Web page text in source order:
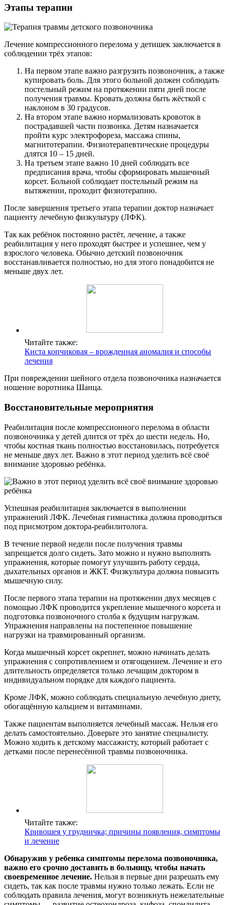
Этапы терапии
Лечение компрессионного перелома у детишек заключается в
соблюдении трёх этапов:
На первом этапе важно разгрузить позвоночник, а также
купировать боль. Для этого больной должен соблюдать
постельный режим на протяжении пяти дней после
получения травмы. Кровать должна быть жёсткой с
наклоном в 30 градусов.
На втором этапе важно нормализовать кровоток в
пострадавшей части позвонка. Детям назначается
пройти курс электрофореза, массажа спины,
магнитотерапии. Физиотерапевтические процедуры
длятся 10 – 15 дней.
На третьем этапе важно 10 дней соблюдать все
предписания врача, чтобы сформировать мышечный
корсет. Больной соблюдает постельный режим на
вытяжении, проходит физиотерапию.
После завершения третьего этапа терапии доктор назначает
пациенту лечебную физкультуру (ЛФК).
Так как ребёнок постоянно растёт, лечение, а также
реабилитация у него проходят быстрее и успешнее, чем у
взрослого человека. Обычно детский позвоночник
восстанавливается полностью, но для этого понадобится не
меньше двух лет.
Читайте также:
Киста копчиковая – врожденная аномалия и способы
лечения
При повреждении шейного отдела позвоночника назначается
ношение воротника Шанца.
Восстановительные мероприятия
Реабилитация после компрессионного перелома в области
позвоночника у детей длится от трёх до шести недель. Но,
чтобы костная ткань полностью восстановилась, потребуется
не меньше двух лет. Важно в этот период уделить всё своё
внимание здоровью ребёнка.
Успешная реабилитация заключается в выполнении
упражнений ЛФК. Лечебная гимнастика должна проводиться
под присмотром доктора-реабилитолога.
В течение первой недели после получения травмы
запрещается долго сидеть. Зато можно и нужно выполнять
упражнения, которые помогут улучшить работу сердца,
дыхательных органов и ЖКТ. Физкультура должна повысить
мышечную силу.
После первого этапа терапии на протяжении двух месяцев с
помощью ЛФК проводится укрепление мышечного корсета и
подготовка позвоночного столба к будущим нагрузкам.
Упражнения направлены на постепенное повышение
нагрузки на травмированный организм.
Когда мышечный корсет окрепнет, можно начинать делать
упражнения с сопротивлением и отягощением. Лечение и его
длительность определяется только лечащим доктором в
индивидуальном порядке для каждого пациента.
Кроме ЛФК, можно соблюдать специальную лечебную диету,
обогащённую кальцием и витаминами.
Также пациентам выполняется лечебный массаж. Нельзя его
делать самостоятельно. Доверьте это занятие специалисту.
Можно ходить к детскому массажисту, который работает с
детками после перенесённой травмы позвоночника.
Читайте также:
Кривошея у грудничка; причины появления, симптомы
и лечение
Обнаружив у ребенка симптомы перелома позвоночника,
важно его срочно доставить в больницу, чтобы начать
своевременное лечение. Нельзя в первые дни разрешать ему
сидеть, так как после травмы нужно только лежать. Если не
соблюдать правила лечения, могут возникнуть нежелательные